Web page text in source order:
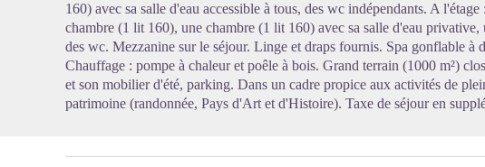
160) avec sa salle d'eau accessible à tous, des wc indépendants. A
chambre (1 lit 160), une chambre (1 lit 160) avec sa salle d'eau privative,
des wc. Mezzanine sur le séjour. Linge et draps fournis. Spa gonflable à
Chauffage : pompe à chaleur et poêle à bois. Grand terrain (1000 m²)
et son mobilier d'été, parking. Dans un cadre propice aux activités de
patrimoine (randonnée, Pays d'Art et d'Histoire). Taxe de séjour en